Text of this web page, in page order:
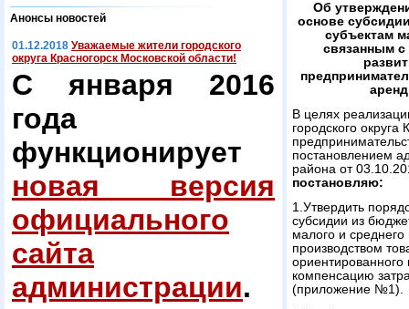
Анонсы новостей
01.12.2018 Уважаемые жители городского
округа Красногорск Московской области!
С января 2016
года
функционирует
новая версия
официального
сайта
администрации.
Об
основе
субъектам
связанным с
В целях
городского
постановлением
района от
постановляю:
1.Утвердить
субсидии из
малого и
производством
компенсацию
(приложение №1).